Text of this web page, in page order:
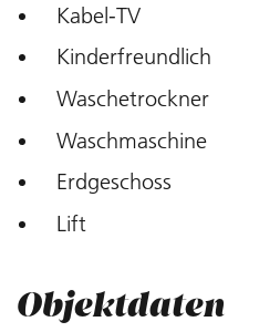
Kabel-TV
Kinderfreundlich
Waschetrockner
Waschmaschine
Erdgeschoss
Lift
Objektdaten